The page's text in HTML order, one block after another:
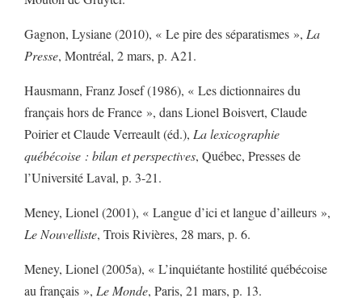
Gagnon, Lysiane (2010), « Le pire des séparatismes », La
Presse, Montréal, 2 mars, p. A21.
Hausmann, Franz Josef (1986), « Les dictionnaires du
français hors de France », dans Lionel Boisvert, Claude
Poirier et Claude Verreault (éd.), La lexicographie
québécoise : bilan et perspectives, Québec, Presses de
l’Université Laval, p. 3-21.
Meney, Lionel (2001), « Langue d’ici et langue d’ailleurs »,
Le Nouvelliste, Trois Rivières, 28 mars, p. 6.
Meney, Lionel (2005a), « L’inquiétante hostilité québécoise
au français », Le Monde, Paris, 21 mars, p. 13.